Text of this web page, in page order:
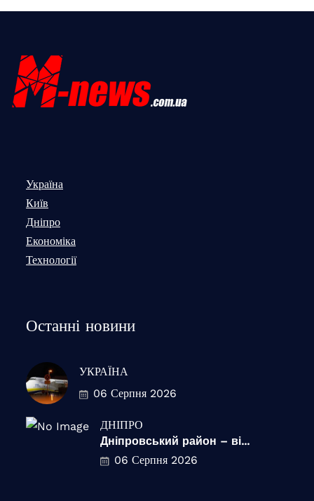
Україна
Київ
Дніпро
Економіка
Технології
Останні новини
УКРАЇНА
06 Серпня 2026
ДНІПРО
Дніпровський район – ві...
06 Серпня 2026